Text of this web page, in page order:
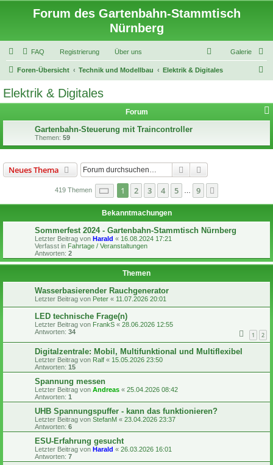
Forum des Gartenbahn-Stammtisch
Nürnberg
Galerie
FAQ Registrierung Über uns
Foren-Übersicht Technik und Modellbau Elektrik & Digitales
h
Elektrik & Digitales
Forum
Gartenbahn-Steuerung mit Traincontroller
Themen: 59
Neues Thema Suche
419 Themen Seite 1von
1 2 3 4 5 9
Bekanntmachungen
Sommerfest 2024 - Gartenbahn-Stammtisch Nürnberg
Letzter Beitrag von Harald « 16.08.2024 17:21
Verfasst in Fahrtage / Veranstaltungen
Antworten: 2
Themen
Wasserbasierender Rauchgenerator
Letzter Beitrag von Peter « 11.07.2026 20:01
LED technische Frage(n)
Letzter Beitrag von FrankS « 28.06.2026 12:55
Antworten: 34 1 2
Digitalzentrale: Mobil, Multifunktional und Multiflexibel
Letzter Beitrag von Ralf « 15.05.2026 23:50
Antworten: 15
Spannung messen
Letzter Beitrag von Andreas « 25.04.2026 08:42
Antworten: 1
UHB Spannungspuffer - kann das funktionieren?
Letzter Beitrag von StefanM « 23.04.2026 23:37
Antworten: 6
ESU-Erfahrung gesucht
Letzter Beitrag von Harald « 26.03.2026 16:01
Antworten: 7